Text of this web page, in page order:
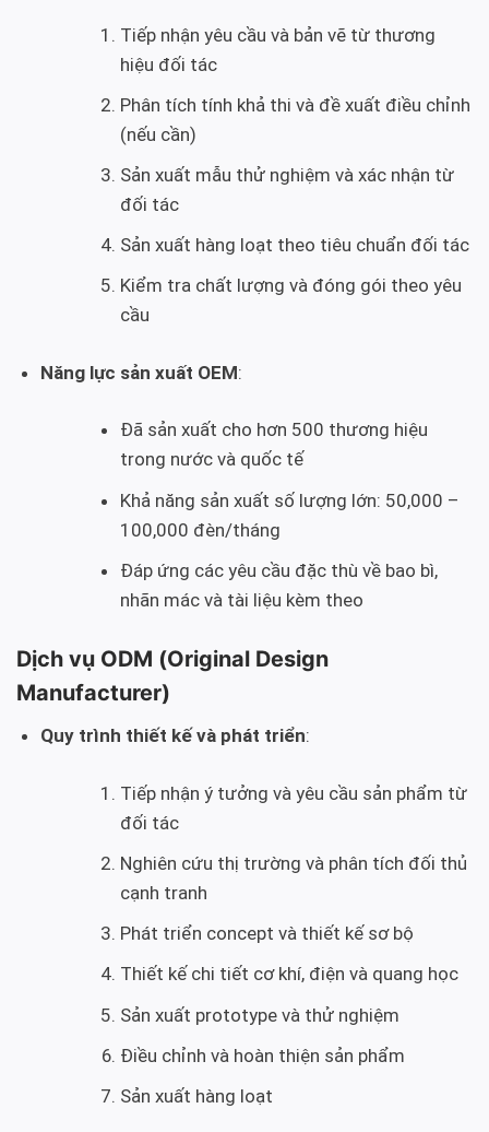
Tiếp nhận yêu cầu và bản vẽ từ thương
hiệu đối tác
Phân tích tính khả thi và đề xuất điều chỉnh
(nếu cần)
Sản xuất mẫu thử nghiệm và xác nhận từ
đối tác
Sản xuất hàng loạt theo tiêu chuẩn đối tác
Kiểm tra chất lượng và đóng gói theo yêu
cầu
Năng lực sản xuất OEM:
Đã sản xuất cho hơn 500 thương hiệu
trong nước và quốc tế
Khả năng sản xuất số lượng lớn: 50,000 –
100,000 đèn/tháng
Đáp ứng các yêu cầu đặc thù về bao bì,
nhãn mác và tài liệu kèm theo
Dịch vụ ODM (Original Design
Manufacturer)
Quy trình thiết kế và phát triển:
Tiếp nhận ý tưởng và yêu cầu sản phẩm từ
đối tác
Nghiên cứu thị trường và phân tích đối thủ
cạnh tranh
Phát triển concept và thiết kế sơ bộ
Thiết kế chi tiết cơ khí, điện và quang học
Sản xuất prototype và thử nghiệm
Điều chỉnh và hoàn thiện sản phẩm
Sản xuất hàng loạt